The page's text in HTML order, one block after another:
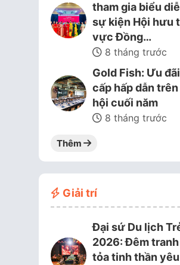
tham gia biểu
sự kiện Hội hưu
vực Đồng…
8 tháng trước
Gold Fish: Ưu
cấp hấp dẫn
hội cuối năm
8 tháng trước
Thêm
Giải trí
Đại sứ Du lịch
2026: Đêm
tỏa tinh thần